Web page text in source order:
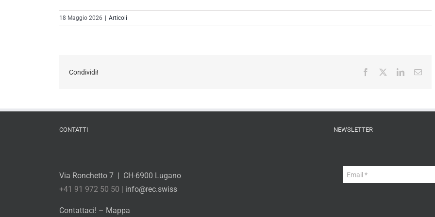
18 Maggio 2026 Articoli
Condividi! Facebook LinkedIn
CONTATTI
Via Ronchetto 7 | CH-6900 Lugano
+41 91 972 50 50 | info@rec.swiss
Contattaci! – Mappa
NEWSLETTER